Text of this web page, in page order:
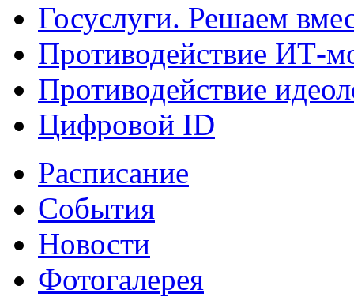
Госуслуги. Решаем
Противодействие ИТ-
Противодействие
Цифровой ID
Расписание
События
Новости
Фотогалерея